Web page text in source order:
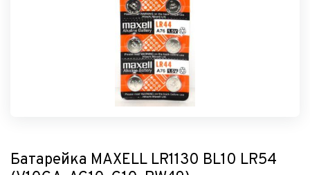
Батарейка MAXELL LR1130 BL10 LR54